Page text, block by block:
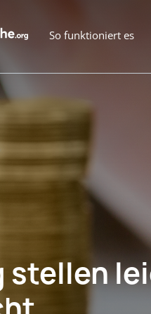
So funktioniert es
stellen